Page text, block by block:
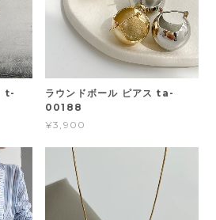
t-
ラウンドボール ピアス ta-
00188
¥3,900